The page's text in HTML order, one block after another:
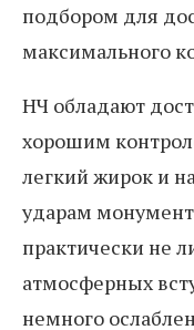
подбором для
максимального
НЧ обладают
хорошим
легкий жирок и
ударам
практически не
атмосферных
немного